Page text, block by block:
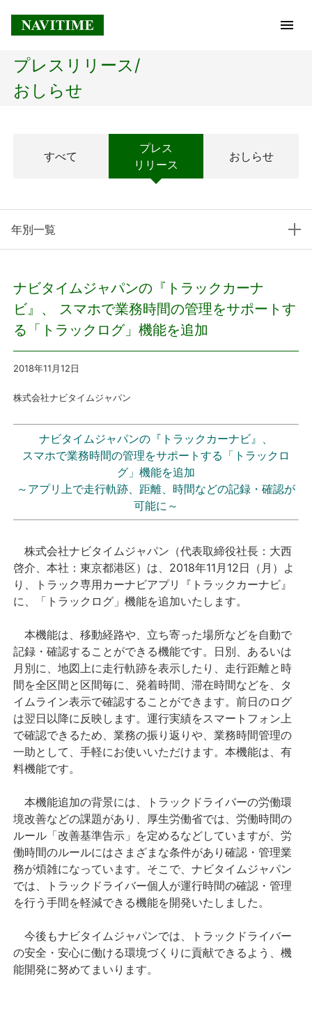
トップページ
経営理念
プレスリリース
個人向けサービス
法人向けサービス
採用情報
English
プレスリリース/
おしらせ
すべて
プレス
リリース
おしらせ
年別一覧
ナビタイムジャパンの『トラックカーナ
ビ』、 スマホで業務時間の管理をサポートす
る「トラックログ」機能を追加
2018年11月12日
株式会社ナビタイムジャパン
ナビタイムジャパンの『トラックカーナビ』、
スマホで業務時間の管理をサポートする「トラックロ
グ」機能を追加
～アプリ上で走行軌跡、距離、時間などの記録・確認が
可能に～
株式会社ナビタイムジャパン（代表取締役社長：大西
啓介、本社：東京都港区）は、2018年11月12日（月）よ
り、トラック専用カーナビアプリ『トラックカーナビ』
に、「トラックログ」機能を追加いたします。
本機能は、移動経路や、立ち寄った場所などを自動で
記録・確認することができる機能です。日別、あるいは
月別に、地図上に走行軌跡を表示したり、走行距離と時
間を全区間と区間毎に、発着時間、滞在時間などを、タ
イムライン表示で確認することができます。前日のログ
は翌日以降に反映します。運行実績をスマートフォン上
で確認できるため、業務の振り返りや、業務時間管理の
一助として、手軽にお使いいただけます。本機能は、有
料機能です。
本機能追加の背景には、トラックドライバーの労働環
境改善などの課題があり、厚生労働省では、労働時間の
ルール「改善基準告示」を定めるなどしていますが、労
働時間のルールにはさまざまな条件があり確認・管理業
務が煩雑になっています。そこで、ナビタイムジャパン
では、トラックドライバー個人が運行時間の確認・管理
を行う手間を軽減できる機能を開発いたしました。
今後もナビタイムジャパンでは、トラックドライバー
の安全・安心に働ける環境づくりに貢献できるよう、機
能開発に努めてまいります。